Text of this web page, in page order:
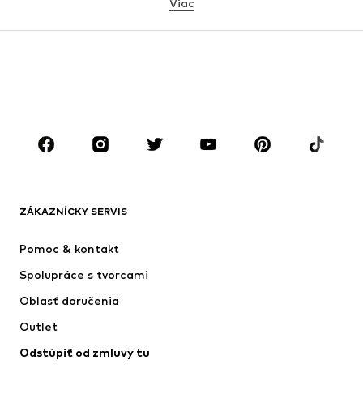
Bielizeň
Sukne
Blúzky & tuniky
Doplnky
Premium
Nové
Bundy
Bielizeň
Kabáty
Plavky
Viac
ZÁKAZNÍCKY SERVIS
Pomoc & kontakt
Spolupráce s tvorcami
Oblasť doručenia
Outlet
Odstúpiť od zmluvy tu